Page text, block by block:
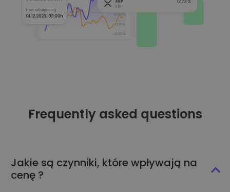
Frequently asked questions
Jakie są czynniki, które wpływają na
cenę ?